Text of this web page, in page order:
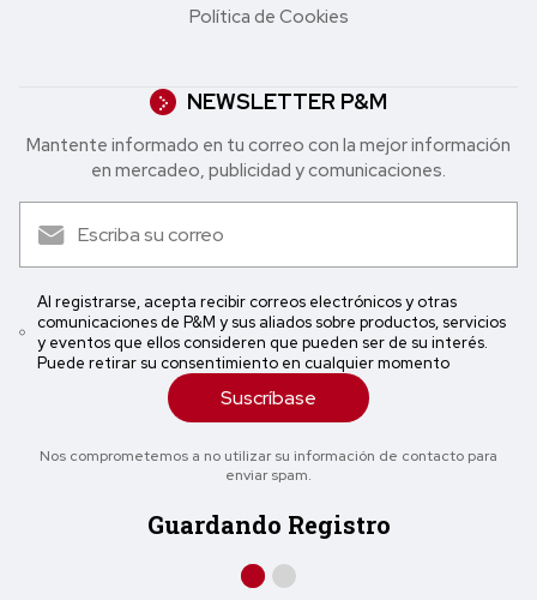
Política de Cookies
NEWSLETTER P&M
Mantente informado en tu correo con la mejor in formación
en mercadeo, publicidad y comunicaciones.
Al registrarse, acepta recibir correos electrónicos y otras
comunicaciones de P&M y sus aliados sobre productos, servicios
y eventos que ellos consideren que pueden ser de su interés.
Puede retirar su consentimiento en cualquier momento
Suscríbase
Nos comprometemos a no utilizar su información de contacto para
enviar spam.
Guardando Registro